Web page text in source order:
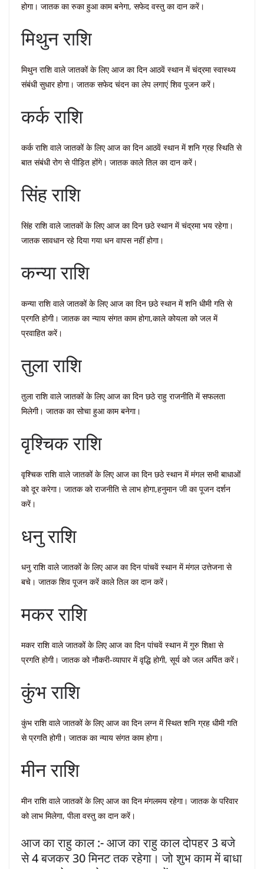
होगा। जातक का रुका हुआ काम बनेगा, सफेद वस्तु का दान करें।
मिथुन राशि
मिथुन राशि वाले जातकों के लिए आज का दिन आठवें स्थान में चंद्रमा स्वास्थ्य
संबंधी सुधार होगा। जातक सफेद चंदन का लेप लगाएं शिव पूजन करें।
कर्क राशि
कर्क राशि वाले जातकों के लिए आज का दिन आठवें स्थान में शनि ग्रह स्थिति से
बात संबंधी रोग से पीड़ित होंगे। जातक काले तिल का दान करें।
सिंह राशि
सिंह राशि वाले जातकों के लिए आज का दिन छठे स्थान में चंद्रमा भय रहेगा।
जातक सावधान रहे दिया गया धन वापस नहीं होगा।
कन्या राशि
कन्या राशि वाले जातकों के लिए आज का दिन छठे स्थान में शनि धीमी गति से
प्रगति होगी। जातक का न्याय संगत काम होगा,काले कोयला को जल में
प्रवाहित करें।
तुला राशि
तुला राशि वाले जातकों के लिए आज का दिन छठे राहु राजनीति में सफलता
मिलेगी। जातक का सोचा हुआ काम बनेगा।
वृश्चिक राशि
वृश्चिक राशि वाले जातकों के लिए आज का दिन छठे स्थान में मंगल सभी बाधाओं
को दूर करेगा। जातक को राजनीति से लाभ होगा,हनुमान जी का पूजन दर्शन
करें।
धनु राशि
धनु राशि वाले जातकों के लिए आज का दिन पांचवें स्थान में मंगल उत्तेजना से
बचे। जातक शिव पूजन करें काले तिल का दान करें।
मकर राशि
मकर राशि वाले जातकों के लिए आज का दिन पांचवें स्थान में गुरु शिक्षा से
प्रगति होगी। जातक को नौकरी-व्यापार में वृद्धि होगी, सूर्य को जल अर्पित करें।
कुंभ राशि
कुंभ राशि वाले जातकों के लिए आज का दिन लग्न में स्थित शनि ग्रह धीमी गति
से प्रगति होगी। जातक का न्याय संगत काम होगा।
मीन राशि
मीन राशि वाले जातकों के लिए आज का दिन मंगलमय रहेगा। जातक के परिवार
को लाभ मिलेगा, पीला वस्तु का दान करें।
आज का राहु काल :- आज का राहु काल दोपहर 3 बजे
से 4 बजकर 30 मिनट तक रहेगा। जो शुभ काम में बाधा